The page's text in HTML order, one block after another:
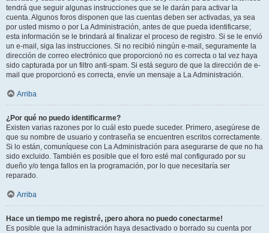
tendrá que seguir algunas instrucciones que se le darán para activar la
cuenta. Algunos foros disponen que las cuentas deben ser activadas, ya sea
por usted mismo o por La Administración, antes de que pueda identificarse;
esta información se le brindará al finalizar el proceso de registro. Si se le envió
un e-mail, siga las instrucciones. Si no recibió ningún e-mail, seguramente la
dirección de correo electrónico que proporcionó no es correcta o tal vez haya
sido capturada por un filtro anti-spam. Si está seguro de que la dirección de e-
mail que proporcionó es correcta, envíe un mensaje a La Administración.
Arriba
¿Por qué no puedo identificarme?
Existen varias razones por lo cuál esto puede suceder. Primero, asegúrese de
que su nombre de usuario y contraseña se encuentren escritos correctamente.
Si lo están, comuníquese con La Administración para asegurarse de que no ha
sido excluido. También es posible que el foro esté mal configurado por su
dueño y/o tenga fallos en la programación, por lo que necesitaría ser
reparado.
Arriba
Hace un tiempo me registré, ¡pero ahora no puedo conectarme!
Es posible que la administración haya desactivado o borrado su cuenta por